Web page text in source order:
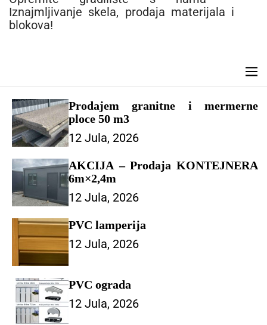
Iznajmljivanje skela, prodaja materijala i
blokova!
M
e
n
Prodajem granitne i mermerne
ploce 50 m3
12 Jula, 2026
AKCIJA – Prodaja KONTEJNERA
6m×2,4m
12 Jula, 2026
PVC lamperija
12 Jula, 2026
PVC ograda
12 Jula, 2026